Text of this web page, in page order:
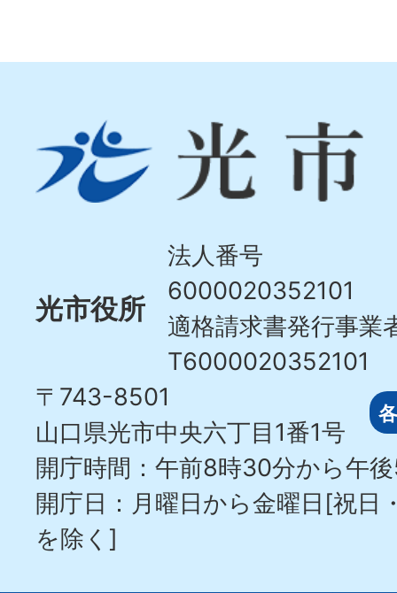
市
Hikari
光市役所
法人番号
6000020352101
適格請求書発行事業
T6000020352101
〒743-8501
山口県光市中央六丁目1番1号
開庁時間：午前8時30分から午
開庁日：月曜日から金曜日[祝日
を除く]